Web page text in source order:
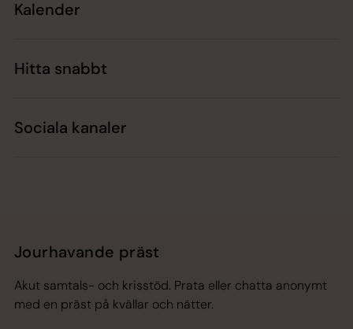
Kalender
Hitta snabbt
Sociala kanaler
Jourhavande präst
Akut samtals- och krisstöd. Prata eller chatta anonymt
med en präst på kvällar och nätter.